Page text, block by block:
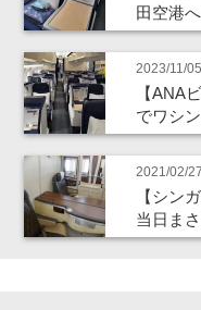
田空港へ
2023/11/05
【ANA
でワシ
2021/02/27
【シン
当日ま